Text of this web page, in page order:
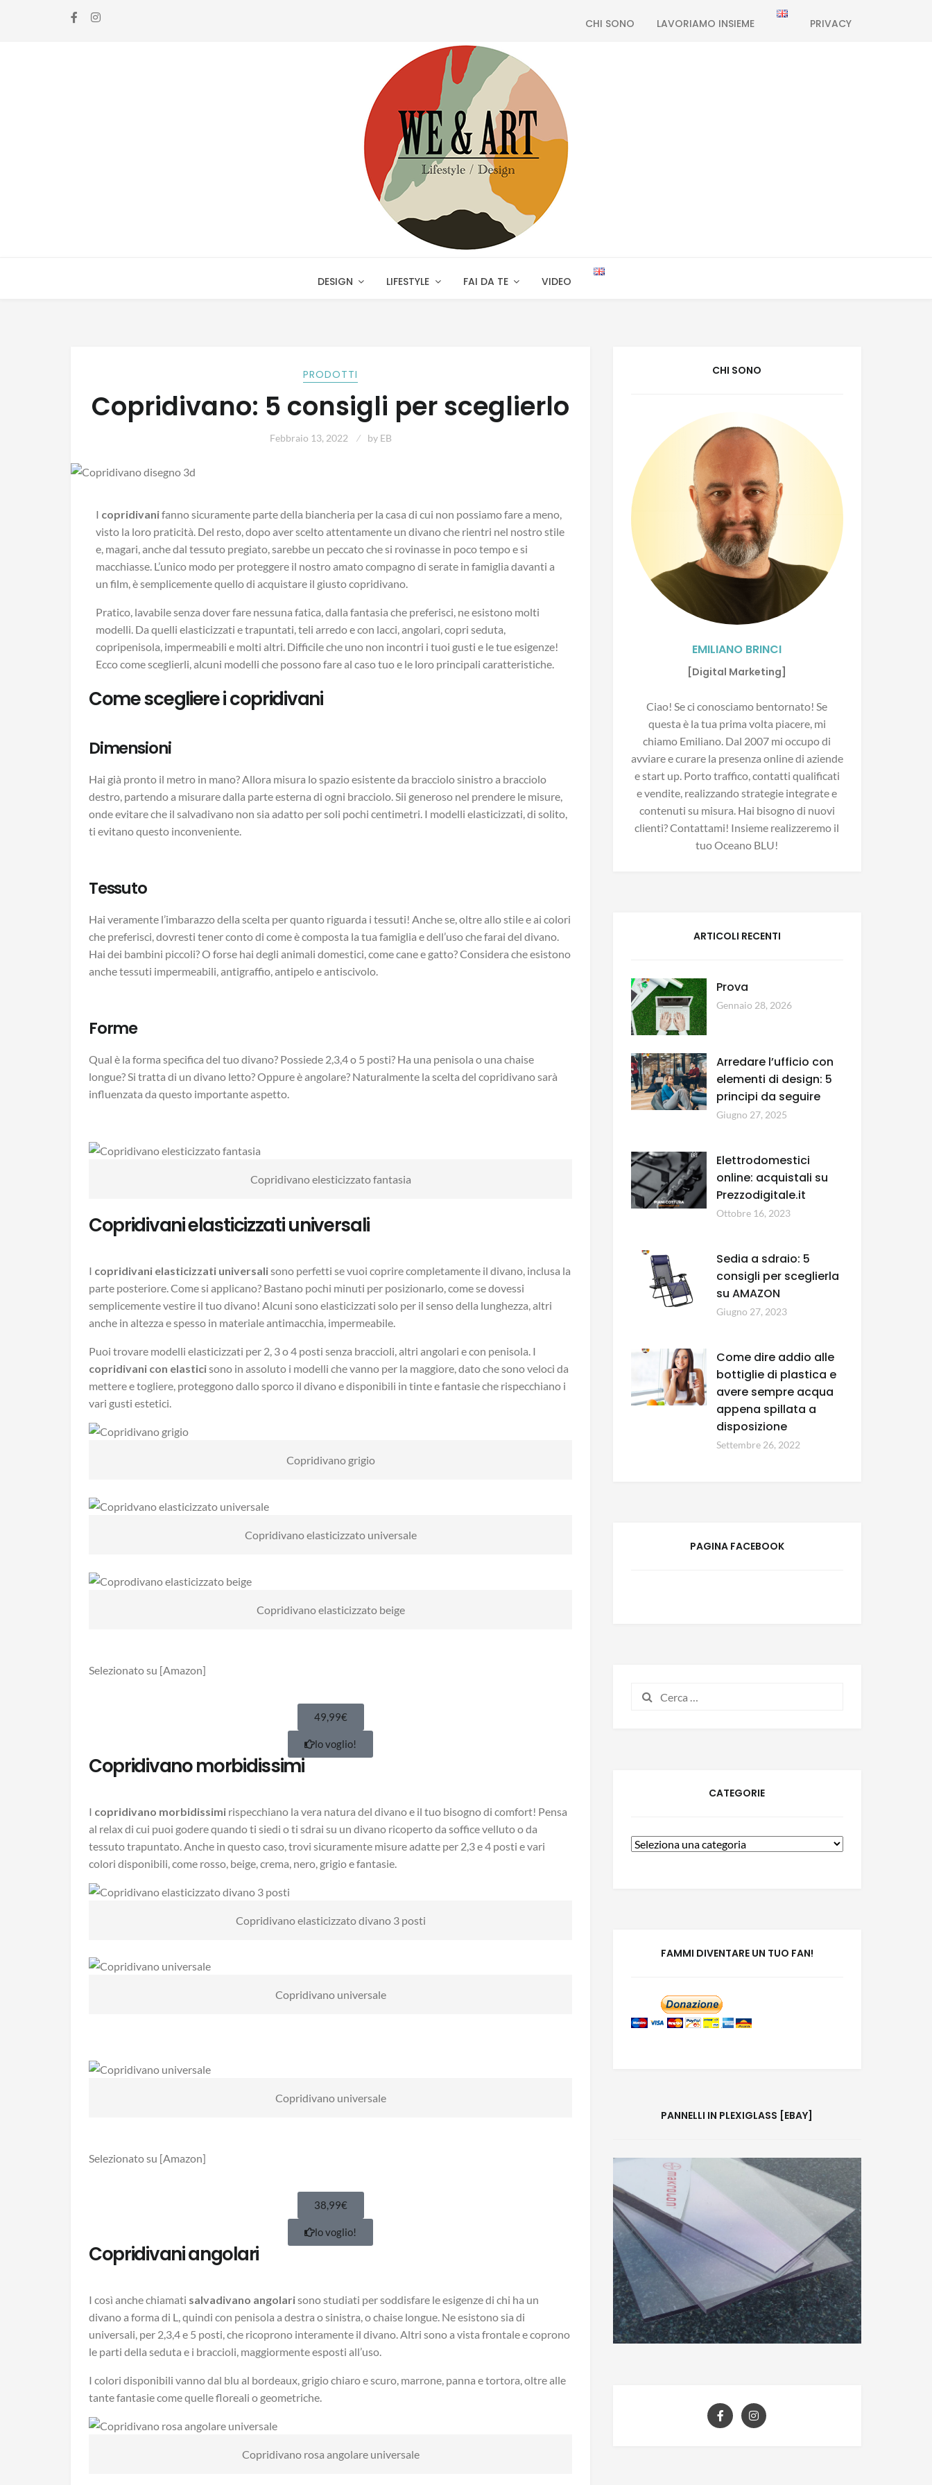
CHI SONO LAVORIAMO INSIEME PRIVACY
DESIGN LIFESTYLE FAI DA TE VIDEO
PRODOTTI
Copridivano: 5 consigli per sceglierlo
Febbraio 13, 2022 by EB
I copridivanifanno sicuramente parte della biancheria per la casa di cui non possiamo fare a meno,
visto la loro praticità. Del resto, dopo aver scelto attentamente un divano che rientri nel nostro stile
e, magari, anche dal tessuto pregiato, sarebbe un peccato che si rovinasse in poco tempo e si
macchiasse. L’unico modo per proteggere il nostro amato compagno di serate in famiglia davanti a
un film, è semplicemente quello di acquistare il giusto copridivano.
Pratico, lavabile senza dover fare nessuna fatica, dalla fantasia che preferisci, ne esistono molti
modelli. Da quelli elasticizzati e trapuntati, teli arredo e con lacci, angolari, copri seduta,
copripenisola, impermeabili e molti altri. Difficile che uno non incontri i tuoi gusti e le tue esigenze!
Ecco come sceglierli, alcuni modelli che possono fare al caso tuo e le loro principali caratteristiche.
Come scegliere i copridivani
Dimensioni
Hai già pronto il metro in mano? Allora misura lo spazio esistente da bracciolo sinistro a bracciolo
destro, partendo a misurare dalla parte esterna di ogni bracciolo. Sii generoso nel prendere le misure,
onde evitare che il salvadivano non sia adatto per soli pochi centimetri. I modelli elasticizzati, di solito,
ti evitano questo inconveniente.
Tessuto
Hai veramente l’imbarazzo della scelta per quanto riguarda i tessuti! Anche se, oltre allo stile e ai colori
che preferisci, dovresti tener conto di come è composta la tua famiglia e dell’uso che farai del divano.
Hai dei bambini piccoli? O forse hai degli animali domestici, come cane e gatto? Considera che esistono
anche tessuti impermeabili, antigraffio, antipelo e antiscivolo.
Forme
Qual è la forma specifica del tuo divano? Possiede 2,3,4 o 5 posti? Ha una penisola o una chaise
longue? Si tratta di un divano letto? Oppure è angolare? Naturalmente la scelta del copridivano sarà
influenzata da questo importante aspetto.
Copridivano elesticizzato fantasia
Copridivani elasticizzati universali
I copridivani elasticizzati universalisono perfetti se vuoi coprire completamente il divano, inclusa la
parte posteriore. Come si applicano? Bastano pochi minuti per posizionarlo, come se dovessi
semplicemente vestire il tuo divano! Alcuni sono elasticizzati solo per il senso della lunghezza, altri
anche in altezza e spesso in materiale antimacchia, impermeabile.
Puoi trovare modelli elasticizzati per 2, 3 o 4 posti senza braccioli, altri angolari e con penisola. I
copridivani con elasticisono in assoluto i modelli che vanno per la maggiore, dato che sono veloci da
mettere e togliere, proteggono dallo sporco il divano e disponibili in tinte e fantasie che rispecchiano i
vari gusti estetici.
Copridivano grigio
Copridivano elasticizzato universale
Copridivano elasticizzato beige
Selezionato su [Amazon]
49,99€
lo voglio!
Copridivano morbidissimi
I copridivano morbidissimirispecchiano la vera natura del divano e il tuo bisogno di comfort! Pensa
al relax di cui puoi godere quando ti siedi o ti sdrai su un divano ricoperto da soffice velluto o da
tessuto trapuntato. Anche in questo caso, trovi sicuramente misure adatte per 2,3 e 4 posti e vari
colori disponibili, come rosso, beige, crema, nero, grigio e fantasie.
Copridivano elasticizzato divano 3 posti
Copridivano universale
Copridivano universale
Selezionato su [Amazon]
38,99€
lo voglio!
Copridivani angolari
I così anche chiamati salvadivano angolarisono studiati per soddisfare le esigenze di chi ha un
divano a forma di L, quindi con penisola a destra o sinistra, o chaise longue. Ne esistono sia di
universali, per 2,3,4 e 5 posti, che ricoprono interamente il divano. Altri sono a vista frontale e coprono
le parti della seduta e i braccioli, maggiormente esposti all’uso.
I colori disponibili vanno dal blu al bordeaux, grigio chiaro e scuro, marrone, panna e tortora, oltre alle
tante fantasie come quelle floreali o geometriche.
Copridivano rosa angolare universale
CHI SONO
EMILIANO BRINCI
[Digital Marketing]
Ciao! Se ci conosciamo bentornato! Se
questa è la tua prima volta piacere, mi
chiamo Emiliano. Dal 2007 mi occupo di
avviare e curare la presenza online di aziende
e start up. Porto traffico, contatti qualificati
e vendite, realizzando strategie integrate e
contenuti su misura. Hai bisogno di nuovi
clienti? Contattami! Insieme realizzeremo il
tuo Oceano BLU!
ARTICOLI RECENTI
Prova
Gennaio 28, 2026
Arredare l’ufficio con
elementi di design: 5
principi da seguire
Giugno 27, 2025
Elettrodomestici
online: acquistali su
Prezzodigitale.it
Ottobre 16, 2023
Sedia a sdraio: 5
consigli per sceglierla
su AMAZON
Giugno 27, 2023
Come dire addio alle
bottiglie di plastica e
avere sempre acqua
appena spillata a
disposizione
Settembre 26, 2022
PAGINA FACEBOOK
CATEGORIE
FAMMI DIVENTARE UN TUO FAN!
PANNELLI IN PLEXIGLASS [EBAY]